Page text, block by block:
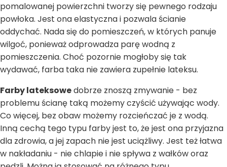
pomalowanej powierzchni tworzy się pewnego rodzaju
powłoka. Jest ona elastyczna i pozwala ścianie
oddychać. Nada się do pomieszczeń, w których panuje
wilgoć, ponieważ odprowadza parę wodną z
pomieszczenia. Choć pozornie mogłoby się tak
wydawać, farba taka nie zawiera zupełnie lateksu.
Farby lateksowedobrze znoszą zmywanie - bez
problemu ścianę taką możemy czyścić używając wody.
Co więcej, bez obaw możemy rozcieńczać je z wodą.
Inną cechą tego typu farby jest to, że jest ona przyjazna
dla zdrowia, a jej zapach nie jest uciążliwy. Jest też łatwa
w nakładaniu - nie chlapie i nie spływa z wałków oraz